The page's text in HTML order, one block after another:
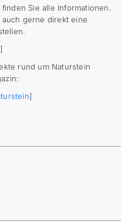
Sie alle Informationen.
gerne direkt eine
]
rund um Naturstein
]